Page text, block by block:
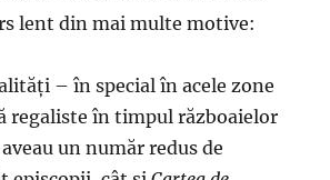
lent din mai multe motive:
– în special în acele zone
regaliste în timpul războaielor
un număr redus de